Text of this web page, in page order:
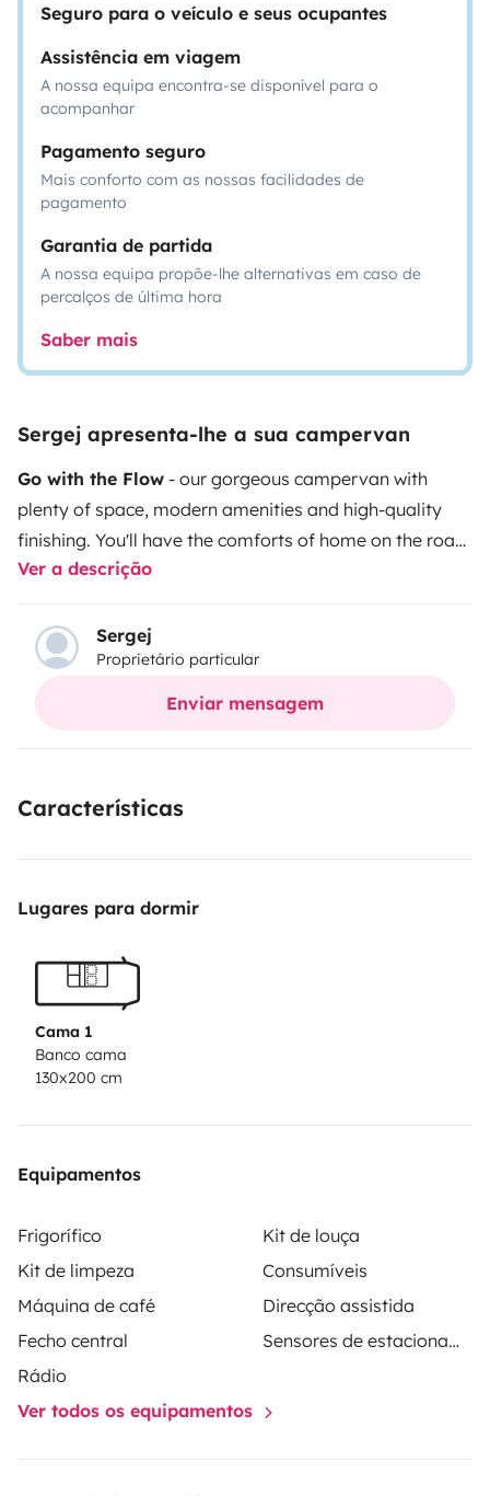
Seguro para o veículo e seus ocupantes
Assistência em viagem
A nossa equipa encontra-se disponível para o
acompanhar
Pagamento seguro
Mais conforto com as nossas facilidades de
pagamento
Garantia de partida
A nossa equipa propõe-lhe alternativas em caso de
percalços de última hora
Saber mais
Sergej apresenta-lhe a sua campervan
Go with the Flow - our gorgeous campervan with
plenty of space, modern amenities and high-quality
finishing. You'll have the comforts of home on the road,
and the freedom to pack up and head out in search of
new sceneries when the mood arises. Drop us a line
with your dates plus questions, and let Flow be your
home away from home.
Ver a descrição
Sergej
Proprietário particular
Enviar mensagem
Características
Lugares para dormir
Cama 1
Banco cama
130x200 cm
Equipamentos
Frigorífico
Kit de louça
Kit de limpeza
Consumíveis
Máquina de café
Direcção assistida
Fecho central
Sensores de estacionamento
Rádio
Ver todos os equipamentos